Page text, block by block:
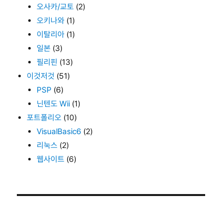
오사카/교토 (2)
오키나와 (1)
이탈리아 (1)
일본 (3)
필리핀 (13)
이것저것 (51)
PSP (6)
닌텐도 Wii (1)
포트폴리오 (10)
VisualBasic6 (2)
리눅스 (2)
웹사이트 (6)